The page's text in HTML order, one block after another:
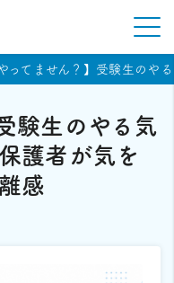
やってません？】受験生のや
験生のやる気
護者が気を
感